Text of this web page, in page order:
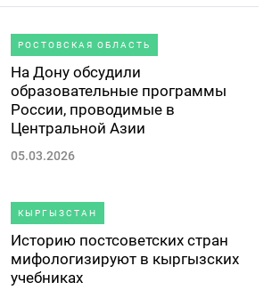
РОСТОВСКАЯ ОБЛАСТЬ
На Дону обсудили
образовательные программы
России, проводимые в
Центральной Азии
05.03.2026
КЫРГЫЗСТАН
Историю постсоветских стран
мифологизируют в кыргызских
учебниках